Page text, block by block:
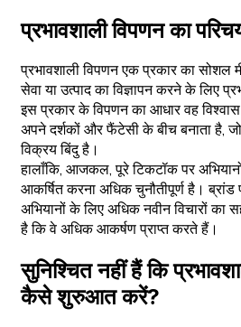
प्रभावशाली विपणन का
प्रभावशाली विपणन एक प्रकार का सोशल
सेवा या उत्पाद का विज्ञापन करने के लिए
इस प्रकार के विपणन का आधार वह विश्वास
अपने दर्शकों और फैंटेसी के बीच बनाता है,
विक्रय बिंदु है।
हालाँकि, आजकल, पूरे टिकटॉक पर
आकर्षित करना अधिक चुनौतीपूर्ण है। ब्रांड
अभियानों के लिए अधिक नवीन विचारों का
है कि वे अधिक आकर्षण प्राप्त करते हैं।
सुनिश्चित नहीं हैं कि
कैसे शुरुआत करें?